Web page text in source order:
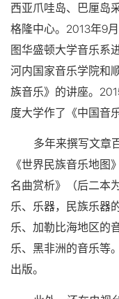
西亚爪哇岛、巴厘岛
格隆中心。2013年9
图华盛顿大学音乐系
河内国家音乐学院和
族音乐》的讲座。
度大学作了《中国音
多年来撰写文章
《世界民族音乐地图
名曲赏析》（后二本
乐、乐器，民族乐器
乐、加勒比海地区的
乐、黑非洲的音乐等
出版。